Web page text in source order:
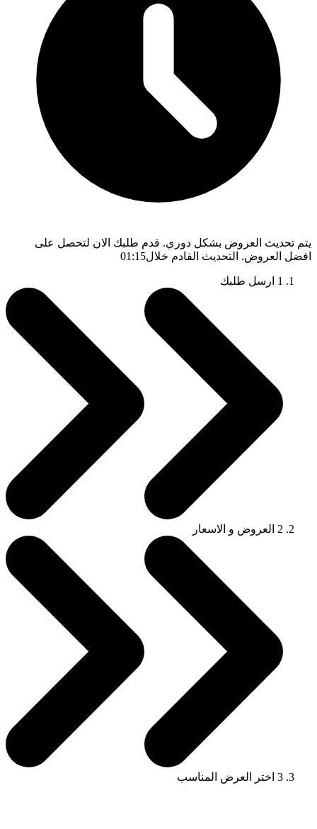
يتم تحديث العروض بشكل دوري. قدم طلبك الان لتحصل على
افضل العروض. التحديث القادم خلال01:14
1 ارسل طلبك
2 العروض و الاسعار
3 اختر العرض المناسب